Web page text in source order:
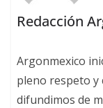
Redacción
Argonmexico
pleno respeto y
difundimos de